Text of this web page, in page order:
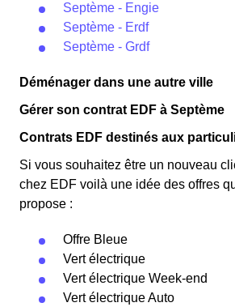
Septème - Engie
Septème - Erdf
Septème - Grdf
Déménager dans une autre ville
Gérer son contrat EDF à Septème
Contrats EDF destinés aux
Si vous souhaitez être un nouveau
chez EDF voilà une idée des offres
propose :
Offre Bleue
Vert électrique
Vert électrique Week-end
Vert électrique Auto